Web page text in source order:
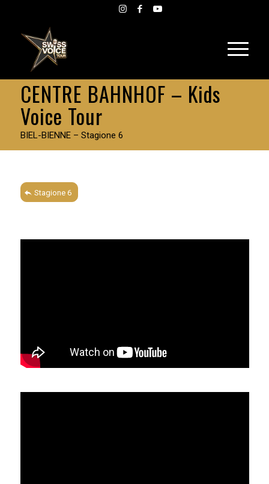
CENTRE BAHNHOF – Kids
Voice Tour
BIEL-BIENNE – Stagione 6
Stagione 6